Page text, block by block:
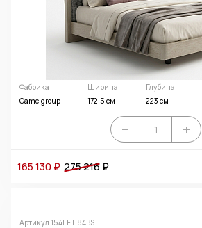
Фабрика
Camelgroup
Ширина
172,5 см
Глубина
223 см
165 130 ₽ 275 216₽
Артикул 154LET.84BS